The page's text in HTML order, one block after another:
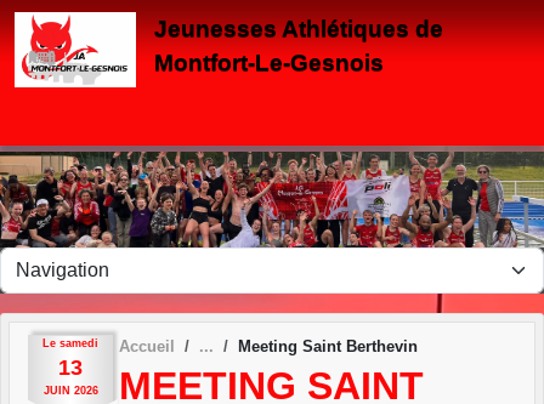
Jeunesses Athlétiques de
Montfort-Le-Gesnois
Le samedi
13
JUIN 2026
Accueil Meeting Saint Berthevin
MEETING SAINT
Panneau de gestion des cookies